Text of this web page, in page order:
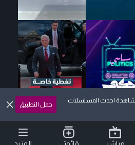
احدث المسلسلات
حمل التطبيق